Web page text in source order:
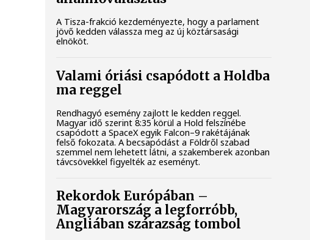
A Tisza-frakció kezdeményezte, hogy a parlament
jövő kedden válassza meg az új köztársasági
elnököt.
Valami óriási csapódott a Holdba
ma reggel
Rendhagyó esemény zajlott le kedden reggel.
Magyar idő szerint 8:35 körül a Hold felszínébe
csapódott a SpaceX egyik Falcon–9 rakétájának
felső fokozata. A becsapódást a Földről szabad
szemmel nem lehetett látni, a szakemberek azonban
távcsövekkel figyelték az eseményt.
Rekordok Európában –
Magyarország a legforróbb,
Angliában szárazság tombol